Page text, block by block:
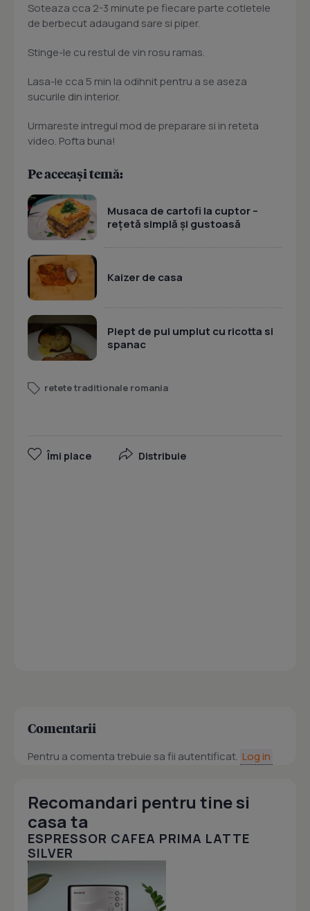
Soteaza cca 2-3 minute pe fiecare parte cotletele
de berbecut adaugand sare si piper.
Stinge-le cu restul de vin rosu ramas.
Lasa-le cca 5 min la odihnit pentru a se aseza
sucurile din interior.
Urmareste intregul mod de preparare si in reteta
video. Pofta buna!
Pe aceeași temă:
Musaca de cartofi la cuptor –
rețetă simplă și gustoasă
Kaizer de casa
Piept de pui umplut cu ricotta si
spanac
retete traditionale romania
Îmi place Distribuie
Comentarii
Pentru a comenta trebuie sa fii autentificat. Log in
Recomandari pentru tine si
casa ta
ESPRESSOR CAFEA PRIMA LATTE
SILVER